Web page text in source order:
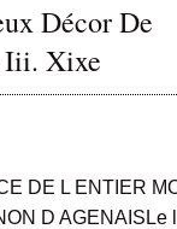
Décor De
Iii. Xixe
DE L ENTIER
D AGENAISLe